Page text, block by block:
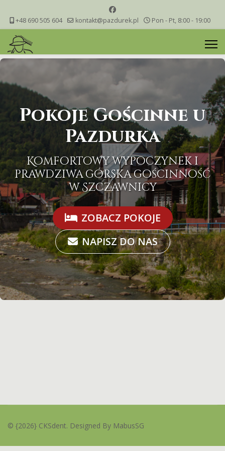
+48 690 505 604 kontakt@pazdurek.pl Pon - Pt, 8:00 - 19:00
Pokoje Gościnne u
Pazdurka
Komfortowy wypoczynek i
prawdziwa górska gościnność
w Szczawnicy
ZOBACZ POKOJE
NAPISZ DO NAS
© {2026} CKSdent. Designed By MabusSG